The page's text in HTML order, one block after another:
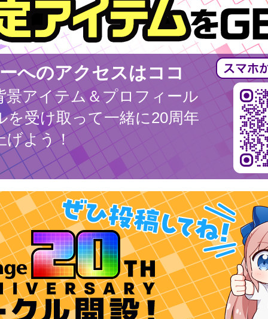
へのアクセスはココ
景アイテム＆プロフィール
を受け取って一緒に20周年
げよう！